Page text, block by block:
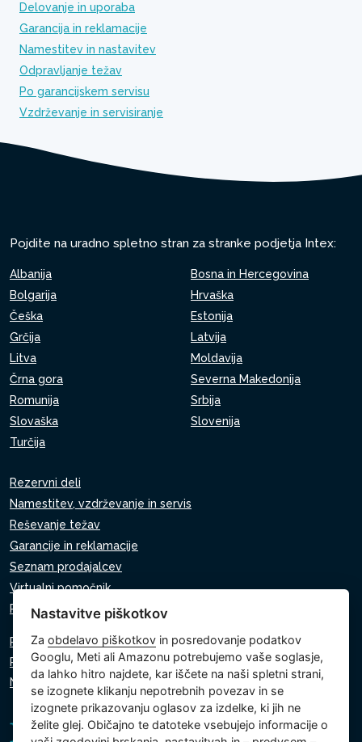
Delovanje in uporaba
Garancija in reklamacije
Namestitev in nastavitev
Odpravljanje težav
Po garancijskem servisu
Vzdrževanje in servisiranje
Pojdite na uradno spletno stran za stranke podjetja Intex:
Albanija
Bosna in Hercegovina
Bolgarija
Hrvaška
Češka
Estonija
Grčija
Latvija
Litva
Moldavija
Črna gora
Severna Makedonija
Romunija
Srbija
Slovaška
Slovenija
Turčija
Rezervni deli
Namestitev, vzdrževanje in servis
Reševanje težav
Garancije in reklamacije
Seznam prodajalcev
Virtualni pomočnik
Pišite nam
Politika zasebnosti
Politika piškotkov
Nastavitve piškotkov
Nastavitve piškotkov
Zaobdelavo piškotkov in posredovanje podatkov
Googlu, Meti ali Amazonu potrebujemo vaše soglasje,
da lahko hitro najdete, kar iščete na naši spletni strani,
se izognete klikanju nepotrebnih povezav in se
izognete prikazovanju oglasov za izdelke, ki jih ne
želite glej. Običajno te datoteke vsebujejo informacije o